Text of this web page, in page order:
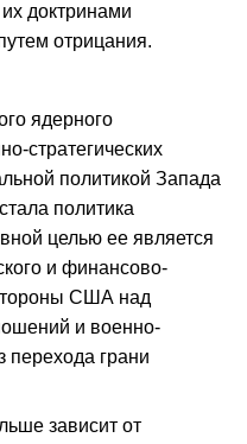
доктринами
отрицания.
ядерного
стратегических
политикой Запада
политика
целью ее является
и финансово-
США над
и военно-
перехода грани
зависит от